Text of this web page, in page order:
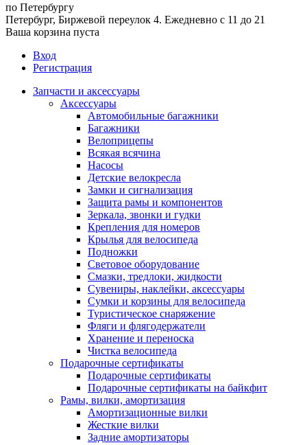
по Петербургу
Петербург, Биржевой переулок 4. Ежедневно с 11 до 21
Ваша корзина пуста
Вход
Регистрация
Запчасти и аксессуары
Аксессуары
Автомобильные багажники
Багажники
Велоприцепы
Всякая всячина
Насосы
Детские велокресла
Замки и сигнализация
Защита рамы и компонентов
Зеркала, звонки и гудки
Крепления для номеров
Крылья для велосипеда
Подножки
Световое оборудование
Смазки, тредлоки, жидкости
Сувениры, наклейки, аксессуары
Сумки и корзины для велосипеда
Туристическое снаряжение
Фляги и флягодержатели
Хранение и переноска
Чистка велосипеда
Подарочные сертификаты
Подарочные сертификаты
Подарочные сертификаты на байкфит
Рамы, вилки, амортизация
Амортизационные вилки
Жесткие вилки
Задние амортизаторы